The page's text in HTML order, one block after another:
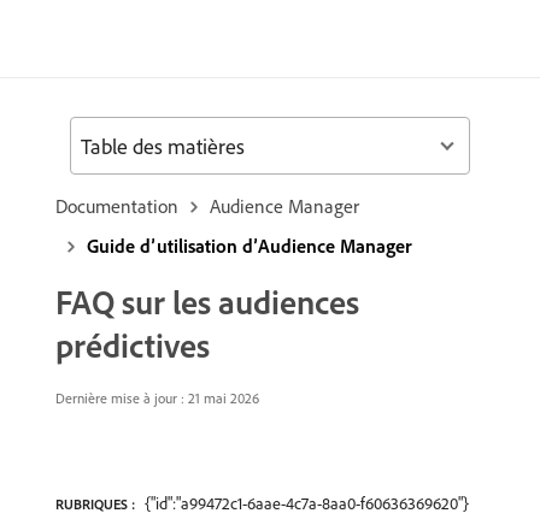
Documentation
Audience Manager
Guide d’utilisation d’Audience Manager
FAQ sur les audiences
prédictives
Dernière mise à jour : 21 mai 2026
RUBRIQUES : {"id":"a99472c1-6aae-4c7a-8aa0-f60636369620"}
Table des matières